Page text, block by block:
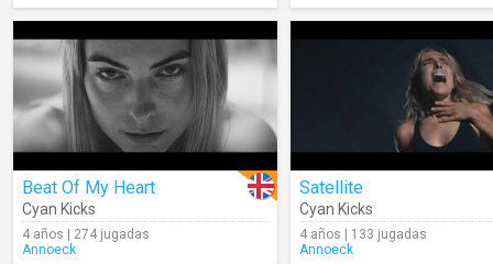
Beat Of My Heart
Cyan Kicks
4 años | 274 jugadas
Annoeck
Satellite
Cyan Kicks
4 años | 133 jugadas
Annoeck